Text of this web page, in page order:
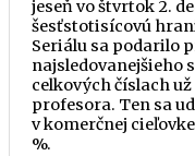
jeseň vo štvrtok 2.
šesťstotisícovú
Seriálu sa podarilo
najsledovanejšieho
celkových číslach
profesora. Ten sa
v komerčnej
%.